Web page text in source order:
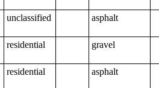
unclassified asphalt
residential gravel
residential asphalt